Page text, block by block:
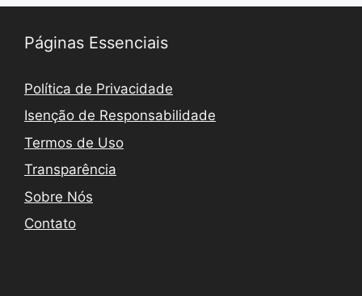
Páginas Essenciais
Política de Privacidade
Isenção de Responsabilidade
Termos de Uso
Transparência
Sobre Nós
Contato